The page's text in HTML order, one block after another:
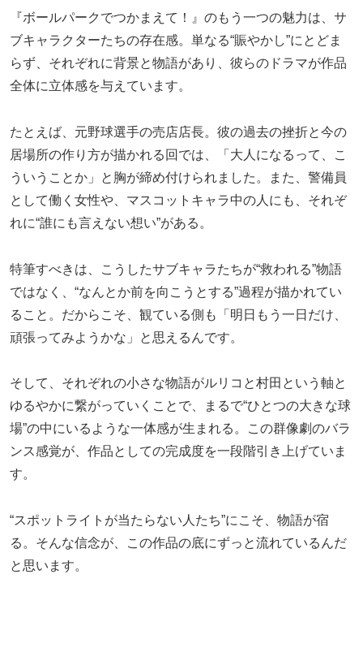
『ボールパークでつかまえて！』のもう一つの魅力は、サ
ブキャラクターたちの存在感。単なる“賑やかし”にとどま
らず、それぞれに背景と物語があり、彼らのドラマが作品
全体に立体感を与えています。
たとえば、元野球選手の売店店長。彼の過去の挫折と今の
居場所の作り方が描かれる回では、「大人になるって、こ
ういうことか」と胸が締め付けられました。また、警備員
として働く女性や、マスコットキャラ中の人にも、それぞ
れに“誰にも言えない想い”がある。
特筆すべきは、こうしたサブキャラたちが“救われる”物語
ではなく、“なんとか前を向こうとする”過程が描かれてい
ること。だからこそ、観ている側も「明日もう一日だけ、
頑張ってみようかな」と思えるんです。
そして、それぞれの小さな物語がルリコと村田という軸と
ゆるやかに繋がっていくことで、まるで“ひとつの大きな球
場”の中にいるような一体感が生まれる。この群像劇のバラ
ンス感覚が、作品としての完成度を一段階引き上げていま
す。
“スポットライトが当たらない人たち”にこそ、物語が宿
る。そんな信念が、この作品の底にずっと流れているんだ
と思います。